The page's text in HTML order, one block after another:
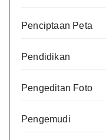
Penciptaan Peta
Pendidikan
Pengeditan Foto
Pengemudi